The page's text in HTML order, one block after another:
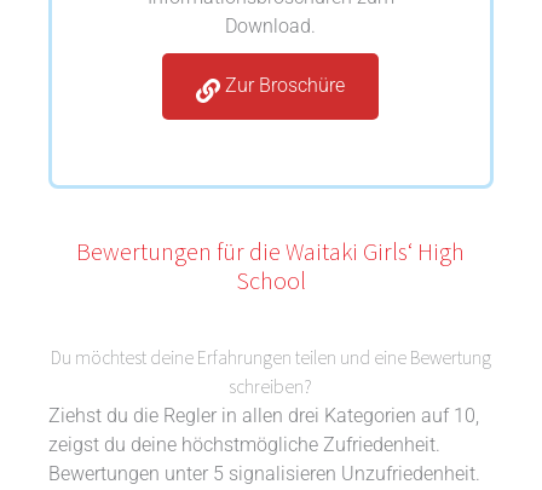
Download.
Zur Broschüre
Bewertungen für die Waitaki Girls‘ High
School
Du möchtest deine Erfahrungen teilen und eine Bewertung
schreiben?
Ziehst du die Regler in allen drei Kategorien auf 10,
zeigst du deine höchstmögliche Zufriedenheit.
Bewertungen unter 5 signalisieren Unzufriedenheit.